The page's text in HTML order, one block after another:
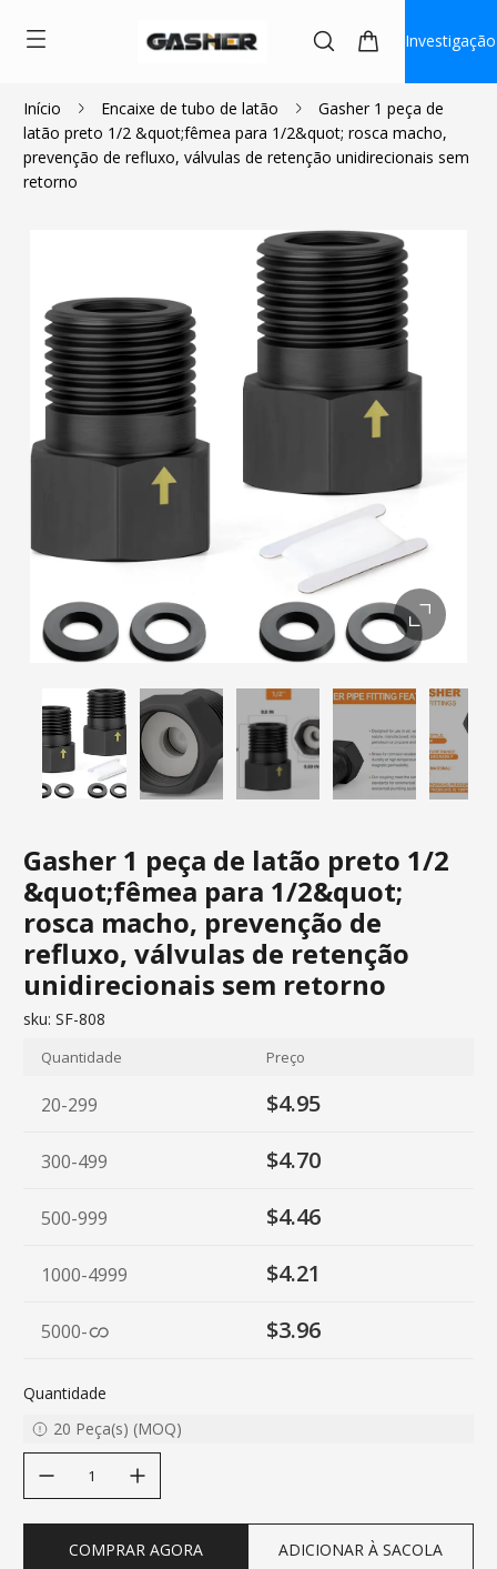
Investigação
Início Encaixe de tubo de latão
Gasher 1 peça de
latão preto 1/2 &quot;fêmea para 1/2&quot; rosca macho,
prevenção de refluxo, válvulas de retenção unidirecionais sem
retorno
Gasher 1 peça de latão preto 1/2
&quot;fêmea para 1/2&quot;
rosca macho, prevenção de
refluxo, válvulas de retenção
unidirecionais sem retorno
$5.50 $4.95
sku: SF-808
Quantidade Preço
20-299 $4.95
300-499 $4.70
500-999 $4.46
1000-4999 $4.21
5000- $3.96
Quantidade
20 Peça(s) (MOQ)
COMPRAR AGORA ADICIONAR À SACOLA